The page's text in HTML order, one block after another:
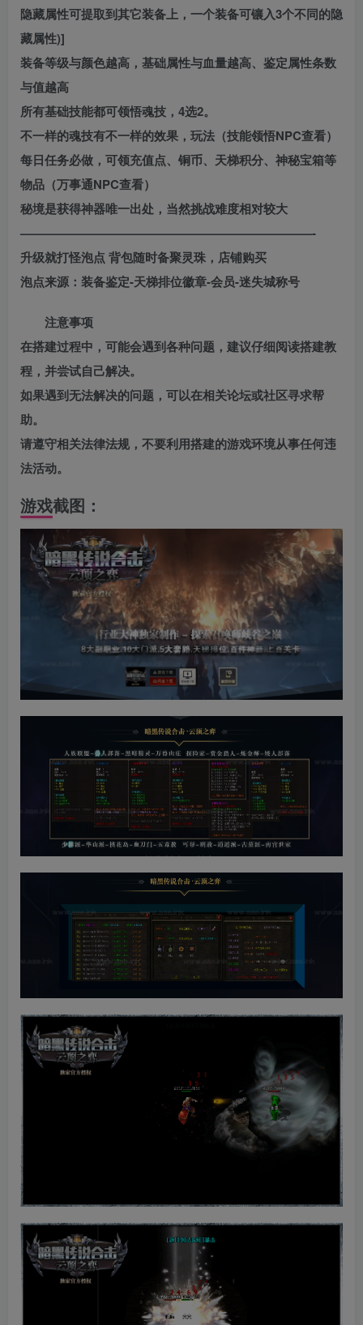
隐藏属性可提取到其它装备上，一个装备可镶入3个不同的隐
藏属性)]
装备等级与颜色越高，基础属性与血量越高、鉴定属性条数
与值越高
所有基础技能都可领悟魂技，4选2。
不一样的魂技有不一样的效果，玩法（技能领悟NPC查看）
每日任务必做，可领充值点、铜币、天梯积分、神秘宝箱等
物品（万事通NPC查看）
秘境是获得神器唯一出处，当然挑战难度相对较大
————————————————————————-
升级就打怪泡点 背包随时备聚灵珠，店铺购买
泡点来源：装备鉴定-天梯排位徽章-会员-迷失城称号
注意事项
在搭建过程中，可能会遇到各种问题，建议仔细阅读搭建教
程，并尝试自己解决。
如果遇到无法解决的问题，可以在相关论坛或社区寻求帮
助。
请遵守相关法律法规，不要利用搭建的游戏环境从事任何违
法活动。
游戏截图：